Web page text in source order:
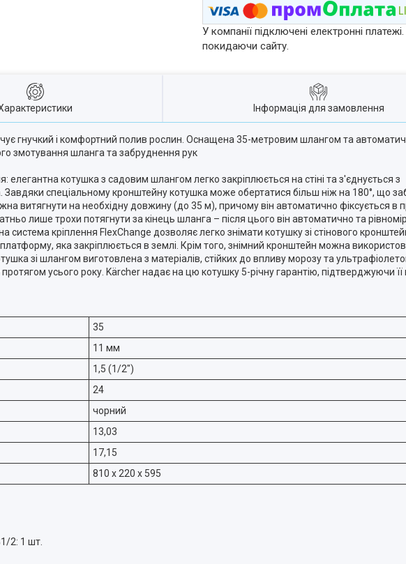
У компанії підключені електронні
покидаючи сайту.
Інформація для замовлення
гнучкий і комфортний полив рослин. Оснащена 35-метровим шлангом та
змотування шланга та забруднення рук
елегантна котушка з садовим шлангом легко закріплюється на стіні та з'єднується з
спеціальному кронштейну котушка може обертатися більш ніж на 180°, що
витягнути на необхідну довжину (до 35 м), причому він автоматично фіксується в
лише трохи потягнути за кінець шланга – після цього він автоматично та
система кріплення FlexChange дозволяє легко знімати котушку зі стінового
яка закріплюється в землі. Крім того, знімний кронштейн можна
зі шлангом виготовлена з матеріалів, стійких до впливу морозу та
усього року. Kärcher надає на цю котушку 5-річну гарантію, підтверджуючи її
35
11 мм
1,5 (1/2")
24
чорний
13,03
17,15
810 x 220 x 595
2: 1 шт.